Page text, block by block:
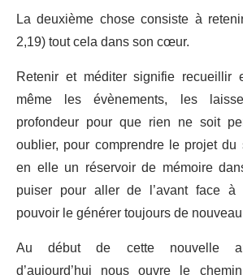
La deuxième chose consiste à
2,19) tout cela dans son cœur.
Retenir et méditer signifie
même les évènements, les
profondeur pour que rien ne soit
oublier, pour comprendre le projet
en elle un réservoir de mémoire
puiser pour aller de l’avant face
pouvoir le générer toujours de
Au début de cette nouvelle